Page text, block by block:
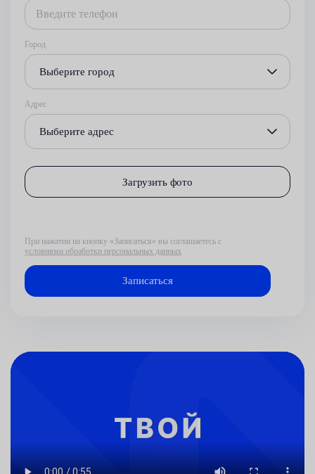
Город
Выберите город
Адрес
Выберите адрес
Загрузить фото
При нажатии на кнопку «Записаться» вы соглашаетесь с
условиями обработки персональных данных